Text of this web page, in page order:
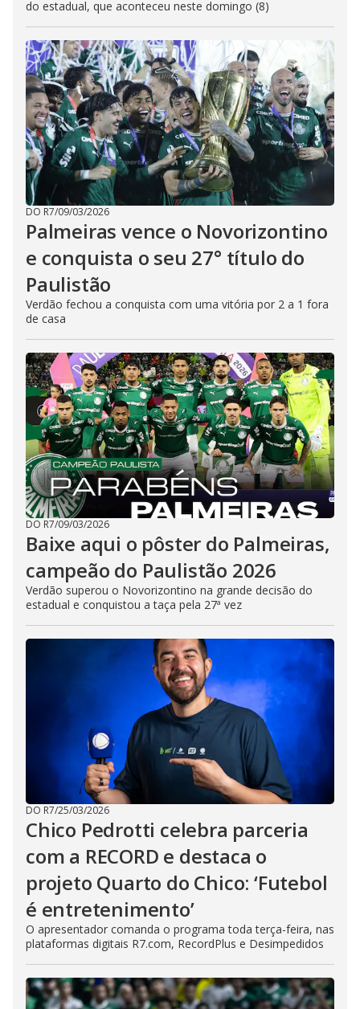
do estadual, que aconteceu neste domingo (8)
DO R7/09/03/2026
Palmeiras vence o Novorizontino
e conquista o seu 27° título do
Paulistão
Verdão fechou a conquista com uma vitória por 2 a 1 fora
de casa
DO R7/09/03/2026
Baixe aqui o pôster do Palmeiras,
campeão do Paulistão 2026
Verdão superou o Novorizontino na grande decisão do
estadual e conquistou a taça pela 27ª vez
DO R7/25/03/2026
Chico Pedrotti celebra parceria
com a RECORD e destaca o
projeto Quarto do Chico: ‘Futebol
é entretenimento’
O apresentador comanda o programa toda terça-feira, nas
plataformas digitais R7.com, RecordPlus e Desimpedidos